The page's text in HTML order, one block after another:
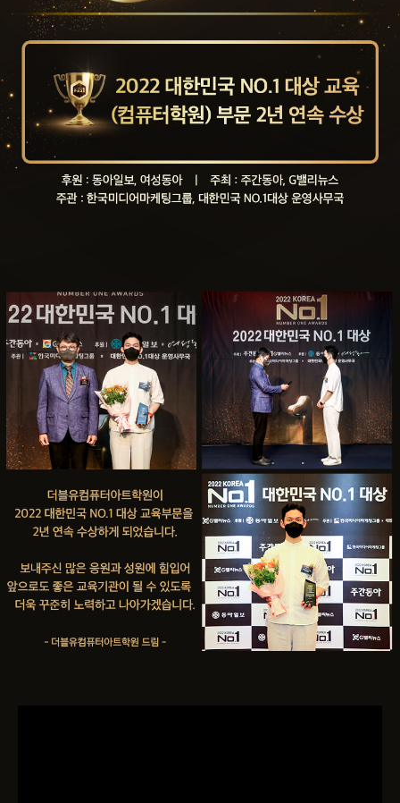
취업패키지
취업지원센터
고객상담센터
아카데미소개